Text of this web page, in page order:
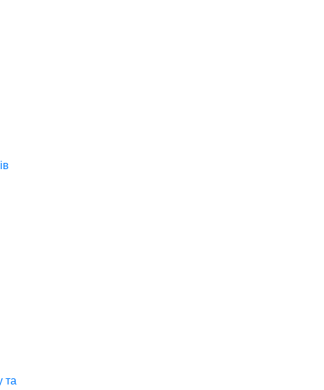
та